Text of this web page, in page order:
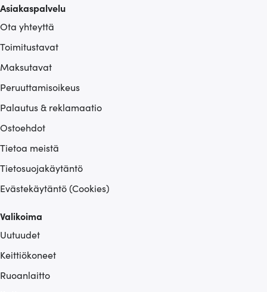
Asiakaspalvelu
Ota yhteyttä
Toimitustavat
Maksutavat
Peruuttamisoikeus
Palautus & reklamaatio
Ostoehdot
Tietoa meistä
Tietosuojakäytäntö
Evästekäytäntö (Cookies)
Valikoima
Uutuudet
Keittiökoneet
Ruoanlaitto